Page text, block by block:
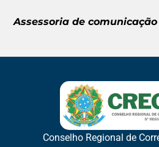
Assessoria de
Conselho Regional de